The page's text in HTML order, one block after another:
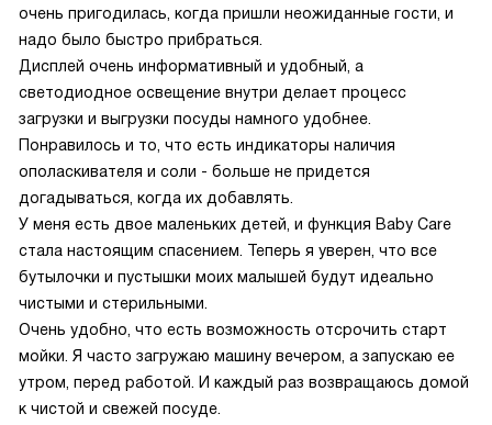
очень пригодилась, когда пришли неожиданные гости, и
надо было быстро прибраться.
Дисплей очень информативный и удобный, а
светодиодное освещение внутри делает процесс
загрузки и выгрузки посуды намного удобнее.
Понравилось и то, что есть индикаторы наличия
ополаскивателя и соли - больше не придется
догадываться, когда их добавлять.
У меня есть двое маленьких детей, и функция Baby Care
стала настоящим спасением. Теперь я уверен, что все
бутылочки и пустышки моих малышей будут идеально
чистыми и стерильными.
Очень удобно, что есть возможность отсрочить старт
мойки. Я часто загружаю машину вечером, а запускаю ее
утром, перед работой. И каждый раз возвращаюсь домой
к чистой и свежей посуде.